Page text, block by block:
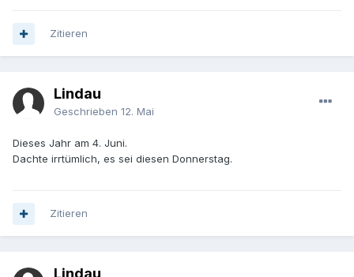
Zitieren
Lindau
Geschrieben 12. Mai
Dieses Jahr am 4. Juni.
Dachte irrtümlich, es sei diesen Donnerstag.
Zitieren